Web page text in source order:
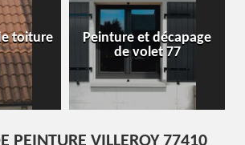
toiture
Peinture et décapage
de volet 77